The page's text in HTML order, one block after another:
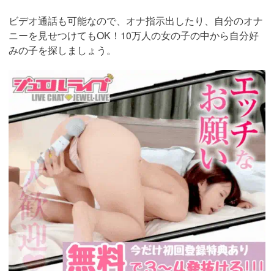
ビデオ通話も可能なので、オナ指示出したり、自分のオナ
ニーを見せつけてもOK！10万人の女の子の中から自分好
みの子を探しましょう。
https://www.j-
live.tv/LiveChat/acs.php?
si=jwchatt&pid=MLA5661_0004&pa=lp40.php